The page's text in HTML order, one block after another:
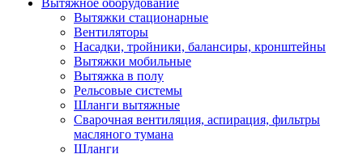
Вытяжное оборудование
Вытяжки стационарные
Вентиляторы
Насадки, тройники, балансиры, кронштейны
Вытяжки мобильные
Вытяжка в полу
Рельсовые системы
Шланги вытяжные
Сварочная вентиляция, аспирация, фильтры
масляного тумана
Шланги